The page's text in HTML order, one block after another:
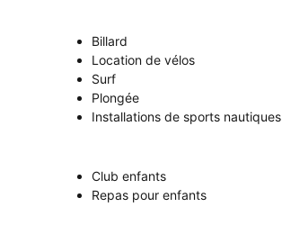
Billard
Location de vélos
Surf
Plongée
Installations de sports nautiques
Club enfants
Repas pour enfants